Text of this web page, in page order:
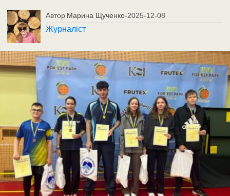
Автор Марина Щученко-2025-12-08
Журналіст